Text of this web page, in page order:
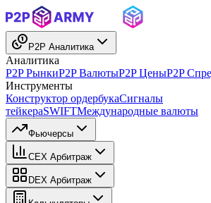
P2P Аналитика
Аналитика
P2P РынкиP2P ВалютыP2P ЦеныP2P
Инструменты
Конструктор ордербукаСигналы
тейкераSWIFTМеждународные валюты
Фьючерсы
CEX Арбитраж
DEX Арбитраж